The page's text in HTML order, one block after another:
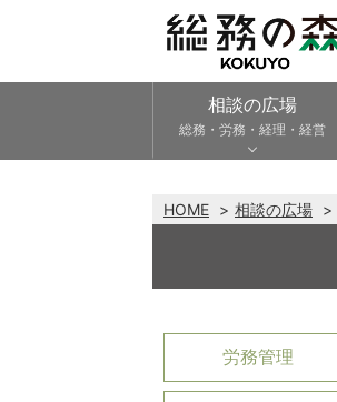
相談の広場
総務・労務・経理・経営
HOME 相談の広場
労務管理